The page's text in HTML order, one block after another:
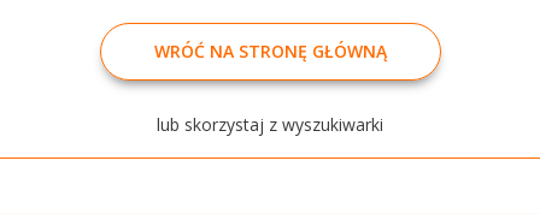
WRÓĆ NA STRONĘ GŁÓWNĄ
lub skorzystaj z wyszukiwarki